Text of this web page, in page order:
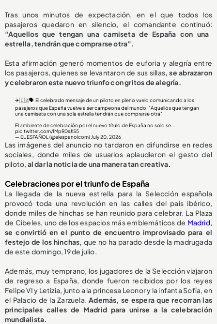
Tras unos minutos de expectación, en el que todos los
pasajeros quedaron en silencio, el comandante continuó:
“Aquellos que tengan una camiseta de España con una
estrella, tendrán que comprarse otra”.
Esta afirmación generó momentos de euforia y alegría entre
los pasajeros, quienes se levantaron de sus sillas, se abrazaron
y celebraron este nuevo triunfo con gritos de alegría.
✈️🇪🇸🗣️ El celebrado mensaje de un piloto en pleno vuelo comunicando a los
pasajeros que España vuelve a ser campeona del mundo: "Aquellos que tengan
una camiseta con una sola estrella tendrán que comprarse otra"
El ambiente de celebración por el nuevo título de España no solo se...
pic.twitter.com/IMpR0sJlS5
— EL ESPAÑOL (@elespanolcom) July 20, 2026
Las imágenes del anuncio no tardaron en difundirse en redes
sociales, donde miles de usuarios aplaudieron el gesto del
piloto, al dar la noticia de una manera tan creativa.
Celebraciones por el triunfo de España
La llegada de la nueva estrella para la Selección española
provocó toda una revolución en las calles del país ibérico,
donde miles de hinchas se han reunido para celebrar. La Plaza
de Cibeles, uno de los espacios más emblemáticos de Madrid,
se convirtió en el punto de encuentro improvisado para el
festejo de los hinchas, que no ha parado desde la madrugada
de este domingo, 19 de julio.
Además, muy temprano, los jugadores de la Selección viajaron
de regreso a España, donde fueron recibidos por los reyes
Felipe VI y Letizia, junto a la princesa Leonor y la infanta Sofía, en
el Palacio de la Zarzuela. Además, se espera que recorran las
principales calles de Madrid para unirse a la celebración
mundialista.